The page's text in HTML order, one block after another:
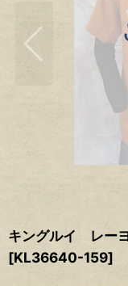
キングルイ レー
[KL36640-159]